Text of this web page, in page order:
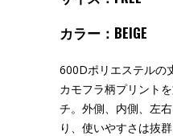
カラー：BEIGE
600Dポリエステルの
カモフラ柄プリント
チ。外側、内側、左
り、使いやすさは抜